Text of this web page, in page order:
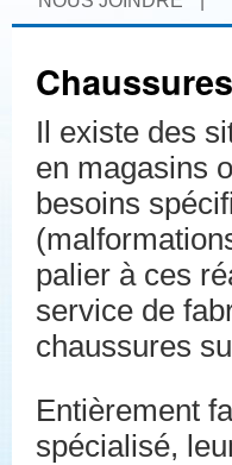
Il existe des
en magasins
besoins
palier à ces
service de
chaussures
Entièrement
spécialisé,